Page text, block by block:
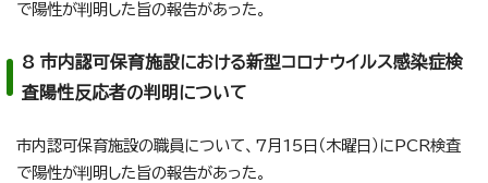
で陽性が判明した旨の報告があった。
8 市内認可保育施設における新型コロナウイルス感染症検
査陽性反応者の判明について
市内認可保育施設の職員について、7月15日（木曜日）にPCR検査
で陽性が判明した旨の報告があった。